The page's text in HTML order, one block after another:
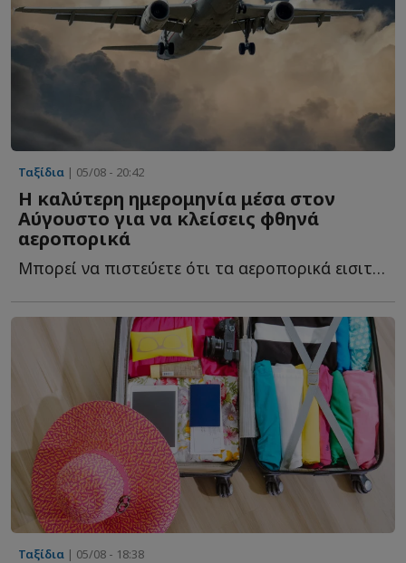
Ταξίδια | 05/08 - 20:42
Η καλύτερη ημερομηνία μέσα στον
Αύγουστο για να κλείσεις φθηνά
αεροπορικά
Μπορεί να πιστεύετε ότι τα αεροπορικά εισιτήρια έχουν α...
Ταξίδια | 05/08 - 18:38